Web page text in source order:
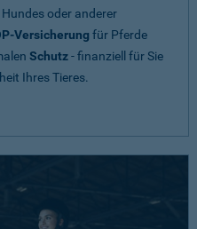
oder anderer
Versicherung für Pferde
Schutz- finanziell für Sie
Ihres Tieres.